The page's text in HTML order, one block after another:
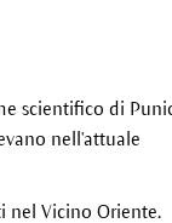
scientifico di
nell'attuale
nel Vicino Oriente.